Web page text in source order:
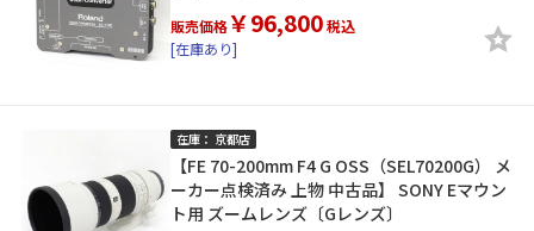
販売価格￥96,800税込
[在庫あり]
在庫： 京都店
【FE 70-200mm F4 G OSS（SEL70200G） メ
ーカー点検済み 上物 中古品】 SONY Eマウン
ト用 ズームレンズ〔Gレンズ〕